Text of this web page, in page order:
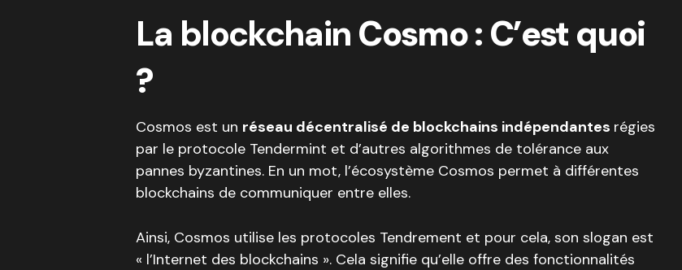
La blockchain Cosmo : C’est quoi
?
Cosmos est un réseau décentralisé de blockchains indépendantes régies
par le protocole Tendermint et d’autres algorithmes de tolérance aux
pannes byzantines. En un mot, l’écosystème Cosmos permet à différentes
blockchains de communiquer entre elles.
Ainsi, Cosmos utilise les protocoles Tendrement et pour cela, son slogan est
« l’Internet des blockchains ». Cela signifie qu’elle offre des fonctionnalités